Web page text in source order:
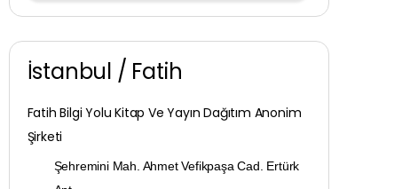
İstanbul / Fatih
Fatih Bilgi Yolu Kitap Ve Yayın Dağıtım Anonim
Şirketi
Şehremini Mah. Ahmet Vefikpaşa Cad. Ertürk